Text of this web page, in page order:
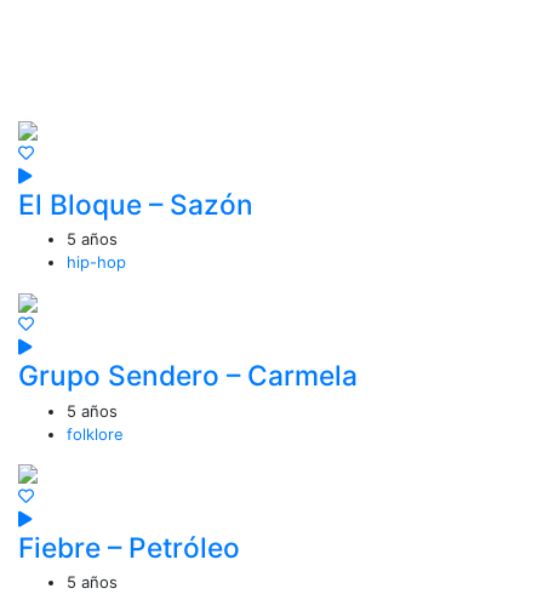
El Bloque – Sazón
5 años
hip-hop
Grupo Sendero – Carmela
5 años
folklore
Fiebre – Petróleo
5 años